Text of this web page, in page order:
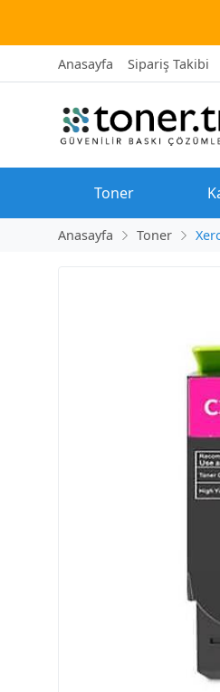
Anasayfa Sipariş Takibi
Toner
Anasayfa Toner